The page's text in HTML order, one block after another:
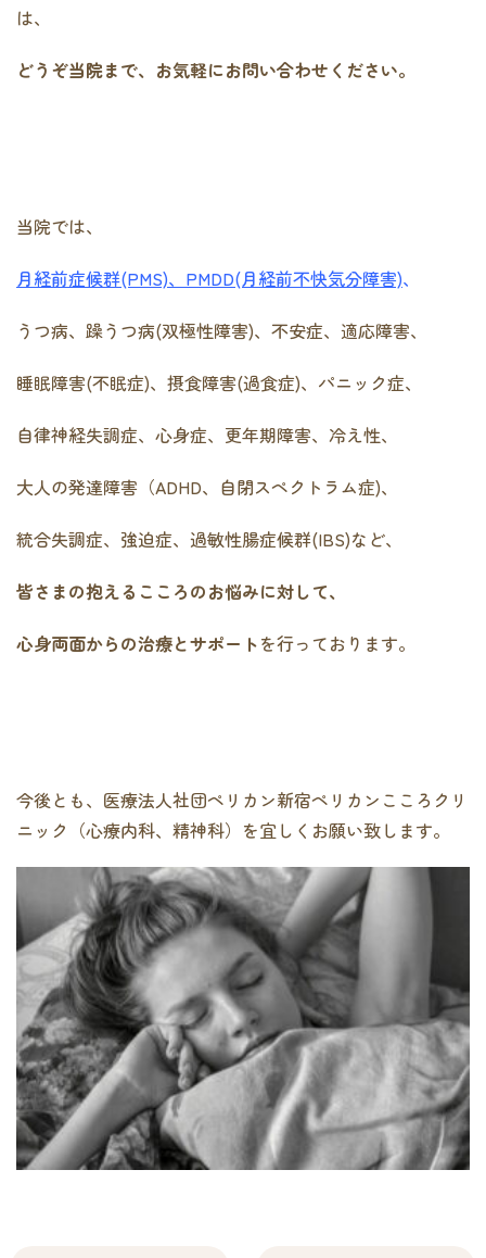
は、
どうぞ当院まで、お気軽にお問い合わせください。
当院では、
月経前症候群(PMS)、PMDD(月経前不快気分障害)、
うつ病、躁うつ病(双極性障害)、不安症、適応障害、
睡眠障害(不眠症)、摂食障害(過食症)、パニック症、
自律神経失調症、心身症、更年期障害、冷え性、
大人の発達障害（ADHD、自閉スペクトラム症)、
統合失調症、強迫症、過敏性腸症候群(IBS)など、
皆さまの抱えるこころのお悩みに対して、
心身両面からの治療とサポートを行っております。
今後とも、医療法人社団ペリカン新宿ペリカンこころクリ
ニック（心療内科、精神科）を宜しくお願い致します。